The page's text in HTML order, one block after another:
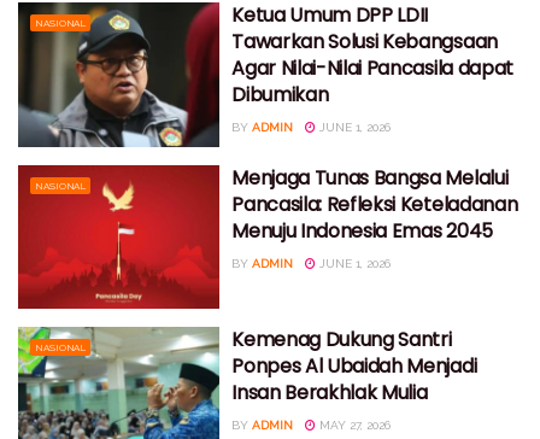
NASIONAL
Ketua Umum DPP LDII
Tawarkan Solusi Kebangsaan
Agar Nilai-Nilai Pancasila dapat
Dibumikan
BY ADMIN JUNE 1, 2026
NASIONAL
Menjaga Tunas Bangsa Melalui
Pancasila: Refleksi Keteladanan
Menuju Indonesia Emas 2045
BY ADMIN JUNE 1, 2026
NASIONAL
Kemenag Dukung Santri
Ponpes Al Ubaidah Menjadi
Insan Berakhlak Mulia
BY ADMIN MAY 27, 2026